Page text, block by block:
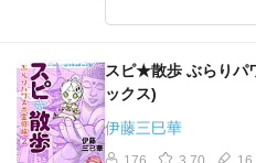
スピ★散歩 ぶらりパ
ックス)
伊藤三巳華